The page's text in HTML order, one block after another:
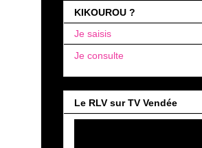
KIKOUROU ?
Je saisis
Je consulte
Le RLV sur TV Vendée